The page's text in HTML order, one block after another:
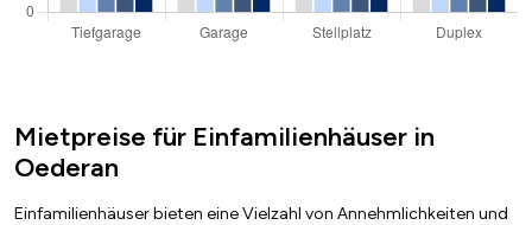
Mietpreise für Einfamilienhäuser in
Oederan
Einfamilienhäuser bieten eine Vielzahl von Annehmlichkeiten und